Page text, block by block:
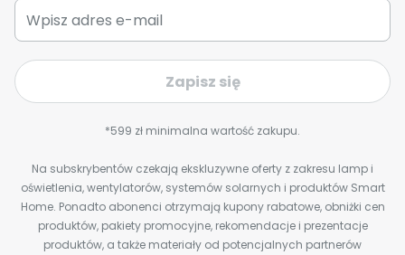
Zapisz się
*599 zł minimalna wartość zakupu.
Na subskrybentów czekają ekskluzywne oferty z zakresu lamp i
oświetlenia, wentylatorów, systemów solarnych i produktów Smart
Home. Ponadto abonenci otrzymają kupony rabatowe, obniżki cen
produktów, pakiety promocyjne, rekomendacje i prezentacje
produktów, a także materiały od potencjalnych partnerów